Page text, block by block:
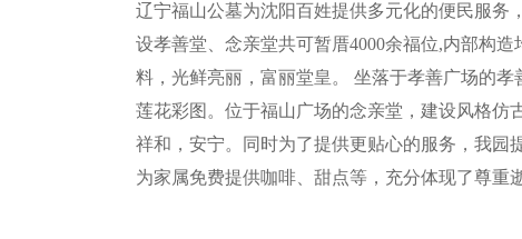
辽宁福山公墓为沈阳百姓提供多元化的便民服务
设孝善堂、念亲堂共可暂厝4000余福位,内部构
料，光鲜亮丽，富丽堂皇。 坐落于孝善广场的孝
莲花彩图。位于福山广场的念亲堂，建设风格仿
祥和，安宁。同时为了提供更贴心的服务，我园
为家属免费提供咖啡、甜点等，充分体现了尊重